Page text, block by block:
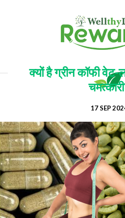
क्यों है ग्रीन कॉफी वेट-
17 SEP